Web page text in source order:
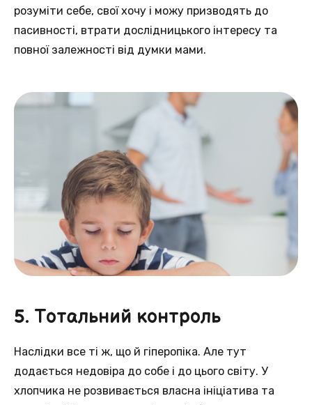
розуміти себе, свої хочу і можу призводять до
пасивності, втрати дослідницького інтересу та
повної залежності від думки мами.
5. Тотальний контроль
Наслідки все ті ж, що й гіперопіка. Але тут
додається недовіра до собе і до цього світу. У
хлопчика не розвивається власна ініціатива та